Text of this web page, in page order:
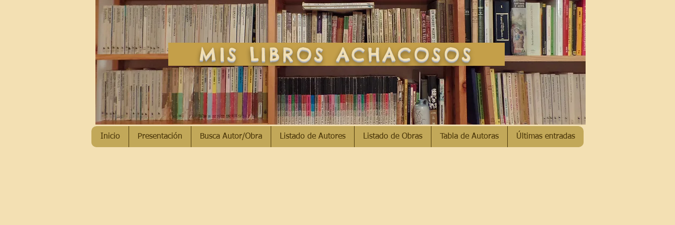
MIS LIBROS ACHACOSOS
Inicio Presentación Busca Autor/Obra Listado de Autores Listado de Obras Tabla de Autoras Últimas entradas